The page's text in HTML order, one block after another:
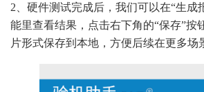
2、硬件测试完成后，我们可以在“生成
能里查看结果，点击右下角的“保存”按
片形式保存到本地，方便后续在更多场